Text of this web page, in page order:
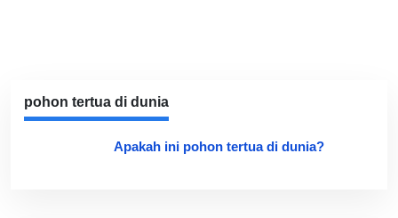
pohon tertua di dunia
Apakah ini pohon tertua di dunia?